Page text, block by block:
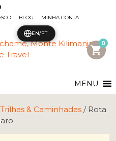
BLOG MINHA CONTA
shopping_cart
0
MENU
Trilhas & Caminhadas / Rota
EN/PT